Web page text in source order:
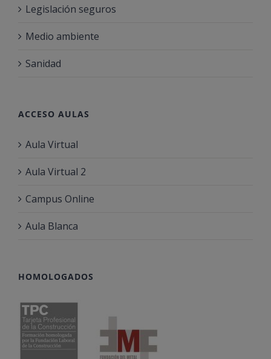
Legislación seguros
Medio ambiente
Sanidad
ACCESO AULAS
Aula Virtual
Aula Virtual 2
Campus Online
Aula Blanca
HOMOLOGADOS